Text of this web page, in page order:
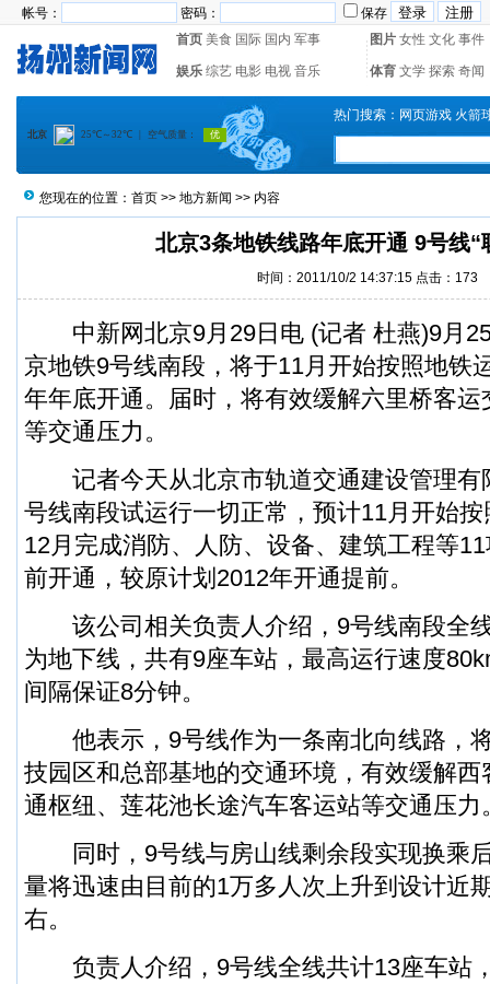
帐号： 密码：
保存
首页 美食 国际 国内 军事 图片 女性 文化 事件
娱乐 综艺 电影 电视 音乐 体育 文学 探索 奇闻
热门搜索： 网页游戏 火箭
您现在的位置： 首页 >> 地方新闻 >> 内容
北京3条地铁线路年底开通 9号线“
时间：2011/10/2 14:37:15 点击： 173
中新网北京9月29日电 (记者 杜燕)9月
京地铁9号线南段，将于11月开始按照地铁
年年底开通。届时，将有效缓解六里桥客
等交通压力。
记者今天从北京市轨道交通建设管理有
号线南段试运行一切正常，预计11月开始
12月完成消防、人防、设备、建筑工程等
前开通，较原计划2012年开通提前。
该公司相关负责人介绍，9号线南段全
为地下线，共有9座车站，最高运行速度
间隔保证8分钟。
他表示，9号线作为一条南北向线路，
技园区和总部基地的交通环境，有效缓解
通枢纽、莲花池长途汽车客运站等交通压力
同时，9号线与房山线剩余段实现换乘
量将迅速由目前的1万多人次上升到设计
右。
负责人介绍，9号线全线共计13座车站